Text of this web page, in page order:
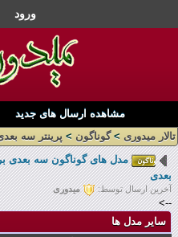
ورود
مشاهده ارسال های جدید
تالار میدوری >گوناگون > پرینتر سه
مدل های گوناگون سه بعدی
بعدی
آخرین ارسال توسط: میدوری
-->
سایر مدل ها